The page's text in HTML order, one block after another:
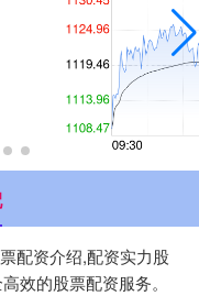
配资介绍,配资实力股
效的股票配资服务。